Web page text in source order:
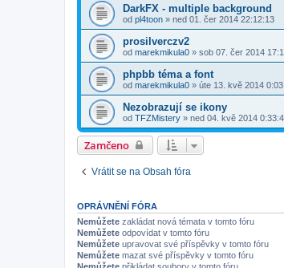
DarkFX - multiple background
od pl4toon » ned 01. čer 2014 22:12:13
prosilverczv2
od marekmikula0 » sob 07. čer 2014
phpbb téma a font
od marekmikula0 » úte 13. kvě 2014
Nezobrazují se ikony
od TFZMistery » ned 04. kvě 2014
Zamčeno
Vrátit se na Obsah fóra
OPRÁVNĚNÍ FÓRA
Nemůžete zakládat nová témata v tomto fóru
Nemůžete odpovídat v tomto fóru
Nemůžete upravovat své příspěvky v tomto fóru
Nemůžete mazat své příspěvky v tomto fóru